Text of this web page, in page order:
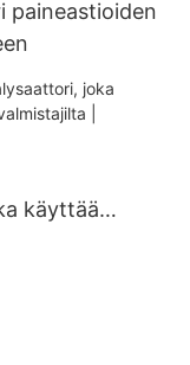
paineastioiden
käyttää